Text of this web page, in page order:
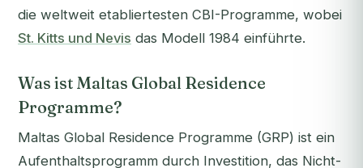
die weltweit etabliertesten CBI-Programme, wobei
St. Kitts und Nevis das Modell 1984 einführte.
Was ist Maltas Global Residence
Programme?
Maltas Global Residence Programme (GRP) ist ein
Aufenthaltsprogramm durch Investition, das Nicht-